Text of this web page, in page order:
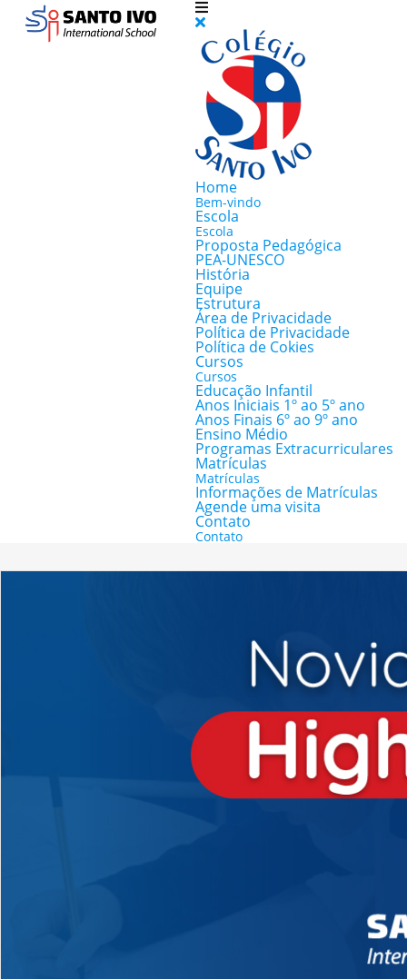
Home
Bem-vindo
Escola
Escola
Proposta Pedagógica
PEA-UNESCO
História
Equipe
Estrutura
Área de Privacidade
Política de Privacidade
Política de Cokies
Cursos
Cursos
Educação Infantil
Anos Iniciais 1º ao 5º ano
Anos Finais 6º ao 9º ano
Ensino Médio
Programas Extracurriculares
Matrículas
Matrículas
Informações de Matrículas
Agende uma visita
Contato
Contato